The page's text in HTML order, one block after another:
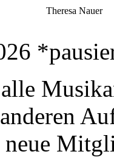
Theresa Nauer